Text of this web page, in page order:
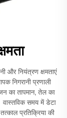
और नियंत्रण क्षमताएं
निगरानी प्रणाली
का तापमान, तेल का
वास्तविक समय में डेटा
प्रतिक्रिया की